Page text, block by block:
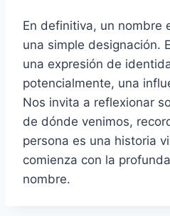
En definitiva, un nombre
una simple designación.
una expresión de
potencialmente, una
Nos invita a reflexionar
de dónde venimos,
persona es una historia
comienza con la
nombre.